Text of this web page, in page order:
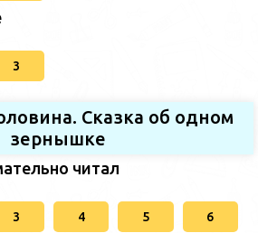
3
Сказка об одном
зернышке
читал
3 4 5 6